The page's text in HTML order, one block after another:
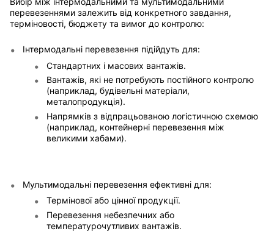
перевезеннями залежить від конкретного завдання,
терміновості, бюджету та вимог до контролю:
Інтермодальні перевезення підійдуть для:
Стандартних і масових вантажів.
Вантажів, які не потребують постійного контролю
(наприклад, будівельні матеріали,
металопродукція).
Напрямків з відпрацьованою логістичною схемою
(наприклад, контейнерні перевезення між
великими хабами).
Мультимодальні перевезення ефективні для:
Термінової або цінної продукції.
Перевезення небезпечних або
температурочутливих вантажів.